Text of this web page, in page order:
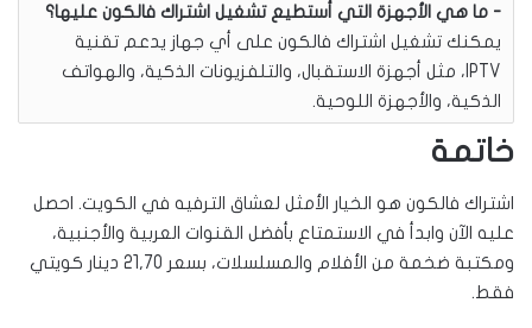
ما هي الأجهزة التي أستطيع تشغيل اشتراك فالكون عليها؟
يمكنك تشغيل اشتراك فالكون على أي جهاز يدعم تقنية
IPTV، مثل أجهزة الاستقبال، والتلفزيونات الذكية، والهواتف
الذكية، والأجهزة اللوحية.
خاتمة
اشتراك فالكون هو الخيار الأمثل لعشاق الترفيه في الكويت. احصل
عليه الآن وابدأ في الاستمتاع بأفضل القنوات العربية والأجنبية،
ومكتبة ضخمة من الأفلام والمسلسلات، بسعر 21,70 دينار كويتي
فقط.